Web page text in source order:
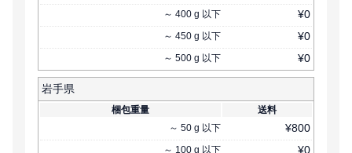
～ 400 g 以下 ¥0
～ 450 g 以下 ¥0
～ 500 g 以下 ¥0
岩手県
梱包重量
送料
～ 50 g 以下 ¥800
～ 100 g 以下 ¥0